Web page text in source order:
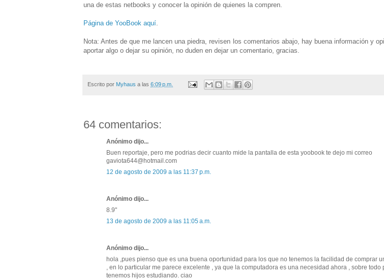
una de estas netbooks y conocer la opinión de quienes la compren.
Página de YooBook aquí
Nota: Antes de que me lancen una piedra, revisen los comentarios abajo, hay buena información y
aportar algo o dejar su opinión, no duden en dejar un comentario, gracias.
Escrito por Myhaus a las 6:09 p.m.
64 comentarios:
Anónimo dijo...
Buen reportaje, pero me podrias decir cuanto mide la pantalla de esta yoobook te dejo mi correo
gaviota644@hotmail.com
12 de agosto de 2009 a las 11:37 p.m.
Anónimo dijo...
8.9"
13 de agosto de 2009 a las 11:05 a.m.
Anónimo dijo...
hola ,pues pienso que es una buena oportunidad para los que no tenemos la facilidad de comprar
, en lo particular me parece excelente , ya que la computadora es una necesidad ahora , sobre todo
tenemos hijos estudiando. ciao